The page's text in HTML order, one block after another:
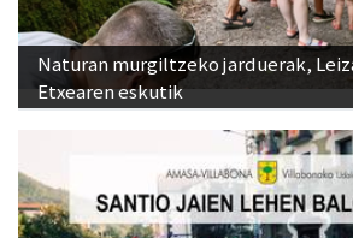
Naturan murgiltzeko jarduerak,
Etxearen eskutik